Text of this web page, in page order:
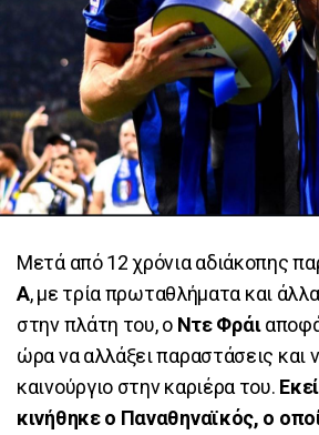
Μετά από 12 χρόνια αδιάκοπης
A, με τρία πρωταθλήματα και
στην πλάτη του, ο Ντε Φράι
ώρα να αλλάξει παραστάσεις και
καινούργιο στην καριέρα του.
κινήθηκε ο Παναθηναϊκός, ο